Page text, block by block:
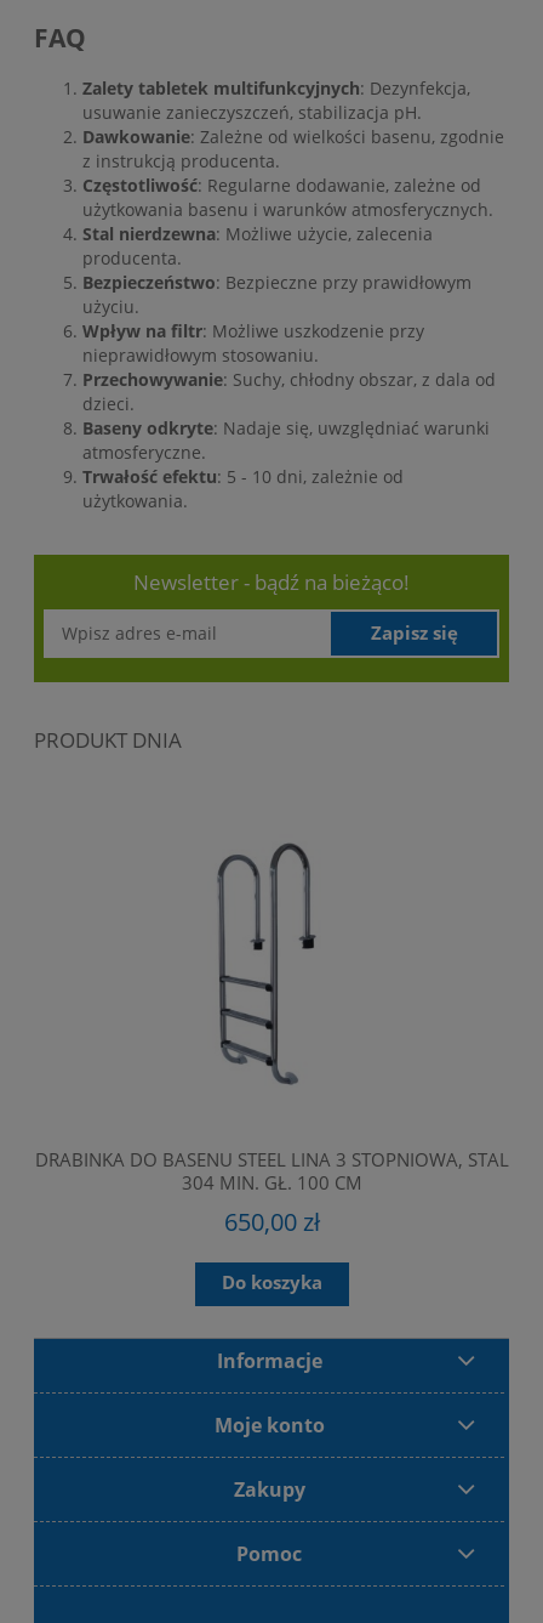
FAQ
Zalety tabletek multifunkcyjnych: Dezynfekcja,
usuwanie zanieczyszczeń, stabilizacja pH.
Dawkowanie: Zależne od wielkości basenu, zgodnie
z instrukcją producenta.
Częstotliwość: Regularne dodawanie, zależne od
użytkowania basenu i warunków atmosferycznych.
Stal nierdzewna: Możliwe użycie, zalecenia
producenta.
Bezpieczeństwo: Bezpieczne przy prawidłowym
użyciu.
Wpływ na filtr: Możliwe uszkodzenie przy
nieprawidłowym stosowaniu.
Przechowywanie: Suchy, chłodny obszar, z dala od
dzieci.
Baseny odkryte: Nadaje się, uwzględniać warunki
atmosferyczne.
Trwałość efektu: 5 - 10 dni, zależnie od
użytkowania.
Newsletter - bądź na bieżąco!
Zapisz się
PRODUKT DNIA
DRABINKA DO BASENU STEEL LINA 3 STOPNIOWA, STAL
304 MIN. GŁ. 100 CM
650,00 zł
Do koszyka
Informacje
Moje konto
Zakupy
Pomoc